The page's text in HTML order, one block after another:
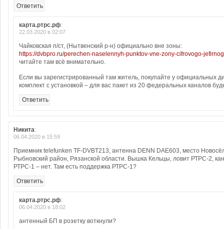
Ответить
карта.ртрс.рф:
22.03.2020 в 02:07
Чайковская п/ст, (Нытвенский р-н) официально вне зоны:
https://dvbpro.ru/perechen-naselennyh-punktov-vne-zony-cifrovogo-
читайте там всё внимательно.
Если вы зарегистрированный там житель, покупайте у официальных
комплект с установкой – для вас пакет из 20 федеральных каналов
Ответить
Никита:
06.04.2020 в 15:59
Приемник telefunken TF-DVBT213, антенна DENN DAE603, место
Рыбновский район, Рязанской области. Вышка Кельцы, ловит РТРС-2,
РТРС-1 – нет. Там есть поддержка РТРС-1?
Ответить
карта.ртрс.рф:
06.04.2020 в 18:02
антенный БП в розетку воткнули?